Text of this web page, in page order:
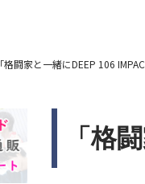
「格闘家と一緒にDEEP 106
「格